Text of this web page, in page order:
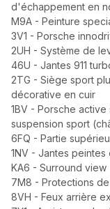
d'échappement en
M9A - Peinture
3V1 - Porsche
2UH - Système de
46U - Jantes 911
2TG - Siège sport
décorative en cuir
1BV - Porsche
suspension sport
6FQ - Partie
1NV - Jantes peintes
KA6 - Surround view
7M8 - Protections
8VH - Feux arrière